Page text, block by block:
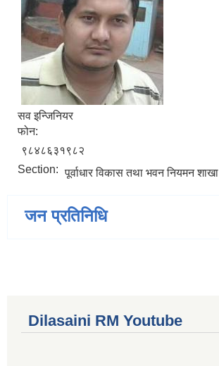
सव इन्जिनियर
फोन:
९८४८६३१९८२
Section: पूर्वाधार विकास तथा भवन नियमन शाखा
जन प्रतिनिधि
Dilasaini RM Youtube